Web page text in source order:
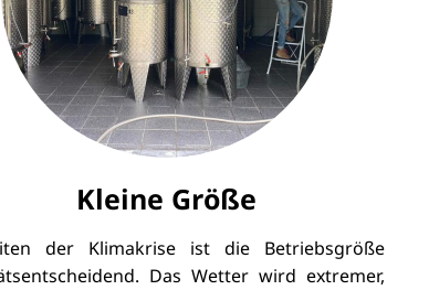
Kleine Größe
der Klimakrise ist die Betriebsgröße
Das Wetter wird extremer,